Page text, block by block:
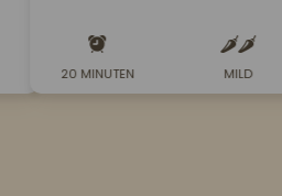
20 MINUTEN MILD